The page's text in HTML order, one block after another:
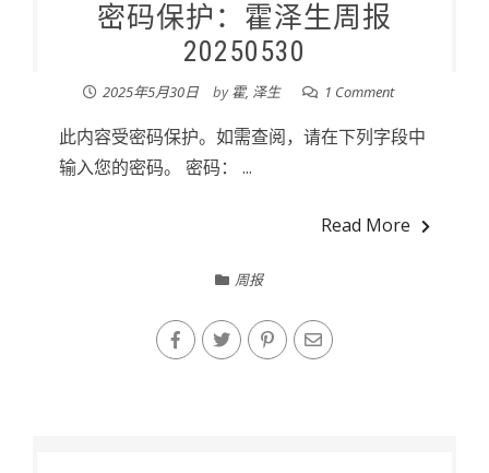
密码保护：霍泽生周报
20250530
2025年5月30日 by霍, 泽生 1 Comment
此内容受密码保护。如需查阅，请在下列字段中
输入您的密码。 密码： ...
Read More
周报